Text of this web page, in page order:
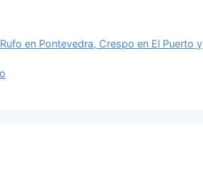
en Pontevedra, Crespo en El Puerto y